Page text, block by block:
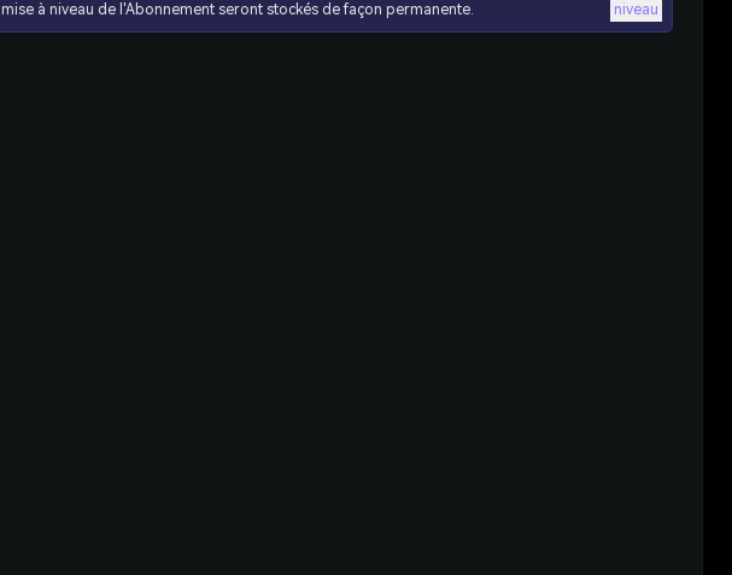
mise à niveau de l'Abonnement seront stockés de façon permanente.
niveau